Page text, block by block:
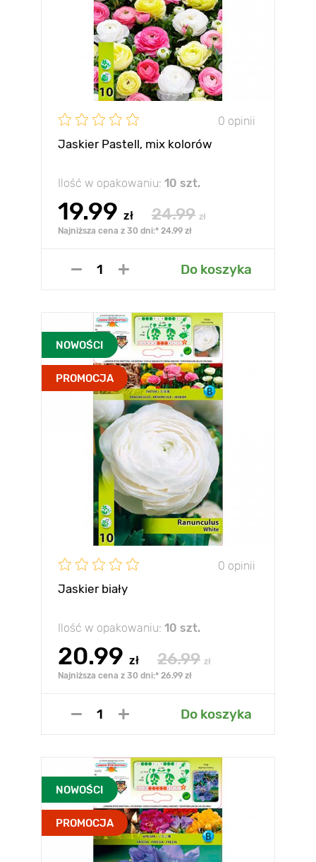
0 opinii
Jaskier Pastell, mix kolorów
Ilość w opakowaniu: 10 szt.
19.99 zł 24.99 zł
Najniższa cena z 30 dni:* 24.99 zł
Do koszyka
NOWOŚCI
PROMOCJA
0 opinii
Jaskier biały
Ilość w opakowaniu: 10 szt.
20.99 zł 26.99 zł
Najniższa cena z 30 dni:* 26.99 zł
Do koszyka
NOWOŚCI
PROMOCJA